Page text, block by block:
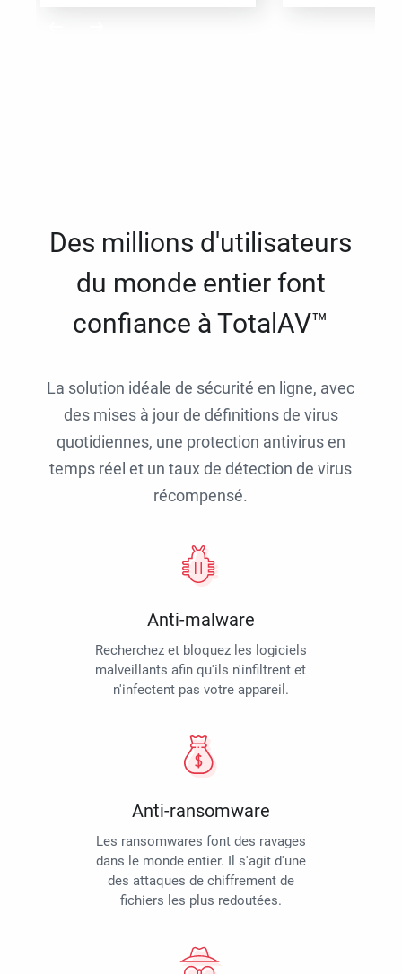
Des millions d'utilisateurs
du monde entier font
confiance à TotalAV™
La solution idéale de sécurité en ligne, avec
des mises à jour de définitions de virus
quotidiennes, une protection antivirus en
temps réel et un taux de détection de virus
récompensé.
Anti-malware
Recherchez et bloquez les logiciels
malveillants afin qu'ils n'infiltrent et
n'infectent pas votre appareil.
Anti-ransomware
Les ransomwares font des ravages
dans le monde entier. Il s'agit d'une
des attaques de chiffrement de
fichiers les plus redoutées.